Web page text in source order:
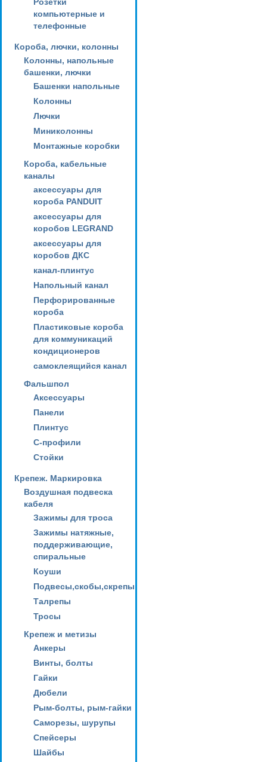
компьютерные и
телефонные
Короба, лючки, колонны
Колонны, напольные
башенки, лючки
Башенки напольные
Колонны
Лючки
Миниколонны
Монтажные коробки
Короба, кабельные
каналы
аксессуары для
короба PANDUIT
аксессуары для
коробов LEGRAND
аксессуары для
коробов ДКС
канал-плинтус
Напольный канал
Перфорированные
короба
Пластиковые короба
для коммуникаций
кондиционеров
самоклеящийся канал
Фальшпол
Аксессуары
Панели
Плинтус
С-профили
Стойки
Крепеж. Маркировка
Воздушная подвеска
кабеля
Зажимы для троса
Зажимы натяжные,
поддерживающие,
спиральные
Коуши
Подвесы,скобы,скрепы
Талрепы
Тросы
Крепеж и метизы
Анкеры
Винты, болты
Гайки
Дюбели
Рым-болты, рым-гайки
Саморезы, шурупы
Спейсеры
Шайбы